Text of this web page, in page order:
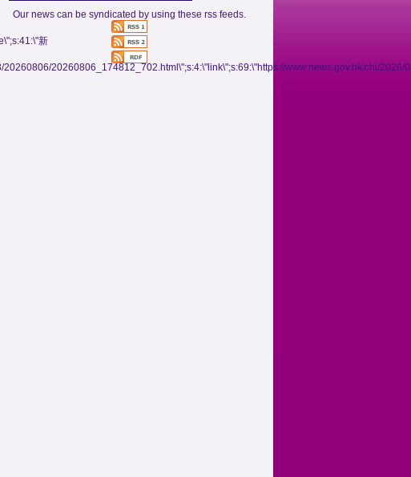
Our news can be syndicated by using these rss feeds.
新
20260806/20260806_174812_702.html\";s:4:\"link\";s:69:\"https://www.news.gov.hk/chi/